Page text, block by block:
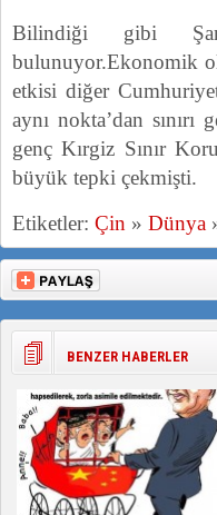
Bilindiği gibi
bulunuyor.Ekonomik
etkisi diğer
aynı nokta’dan
genç Kırgiz Sınır
büyük tepki çekmişti.
Etiketler: Çin » Dünya
BENZER HABERLER